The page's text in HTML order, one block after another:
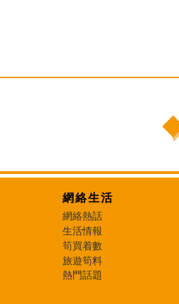
網絡生活
網絡熱話
生活情報
筍買着數
旅遊筍料
熱門話題